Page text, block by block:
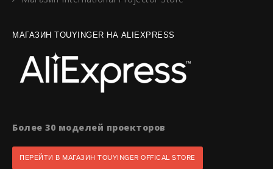
МАГАЗИН TOUYINGER НА ALIEXPRESS
Более 30 моделей проекторов
ПЕРЕЙТИ В МАГАЗИН TOUYINGER OFFICAL STORE